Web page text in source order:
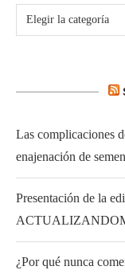
Las complicaciones
enajenación de
Presentación de la
¿Por qué nunca